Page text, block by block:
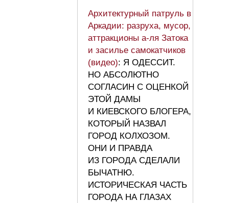
Архитектурный патруль в
Аркадии: разруха, мусор,
аттракционы а-ля Затока
и засилье самокатчиков
(видео): Я ОДЕССИТ.
НО АБСОЛЮТНО
СОГЛАСИН С ОЦЕНКОЙ
ЭТОЙ ДАМЫ
И КИЕВСКОГО БЛОГЕРА,
КОТОРЫЙ НАЗВАЛ
ГОРОД КОЛХОЗОМ.
ОНИ И ПРАВДА
ИЗ ГОРОДА СДЕЛАЛИ
БЫЧАТНЮ.
ИСТОРИЧЕСКАЯ ЧАСТЬ
ГОРОДА НА ГЛАЗАХ